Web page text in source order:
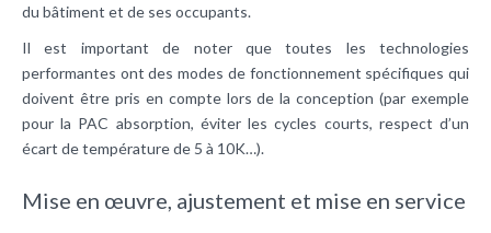
du bâtiment et de ses occupants.
Il est important de noter que toutes les technologies
performantes ont des modes de fonctionnement spécifiques qui
doivent être pris en compte lors de la conception (par exemple
pour la PAC absorption, éviter les cycles courts, respect d’un
écart de température de 5 à 10K…).
Mise en œuvre, ajustement et mise en service